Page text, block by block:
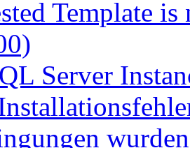
Template
Server